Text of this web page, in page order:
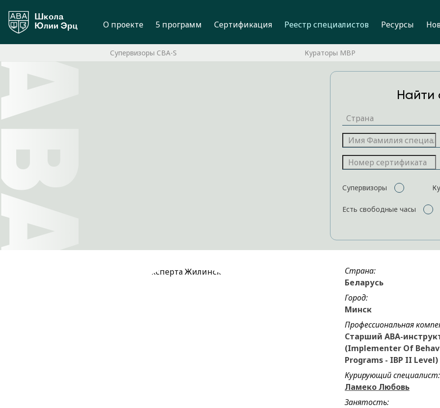
О проекте 5 программ Сертификация Реестр специалистов Ресурсы
Супервизоры CBA-S Кураторы MBP
Найти
Супервизоры
Есть свободные часы
Страна:
Беларусь
Город:
Минск
Профессиональная
Старший АВА-
(Implementer Of
Programs - IBP II Level)
Курирующий специалист:
Ламеко Любовь
Занятость: